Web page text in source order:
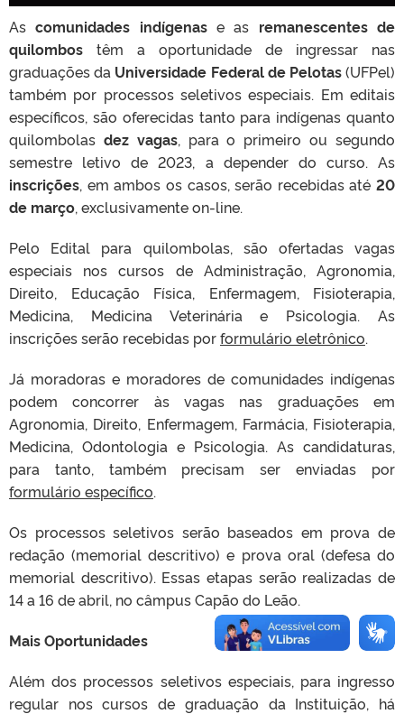
Ascomunidades indígenase as remanescentes de
quilombos têm a oportunidade de ingressar nas
graduações da Universidade Federal de Pelotas(UFPel)
também por processos seletivos especiais. Em editais
específicos, são oferecidas tanto para indígenas quanto
quilombolas dez vagas, para o primeiro ou segundo
semestre letivo de 2023, a depender do curso. As
inscrições, em ambos os casos, serão recebidas até 20
de março, exclusivamente on-line.
Pelo Edital para quilombolas, são ofertadas vagas
especiais nos cursos de Administração, Agronomia,
Direito, Educação Física, Enfermagem, Fisioterapia,
Medicina, Medicina Veterinária e Psicologia. As
inscrições serão recebidas porformulário eletrônico.
Já moradoras e moradores de comunidades indígenas
podem concorrer às vagas nas graduações em
Agronomia, Direito, Enfermagem, Farmácia, Fisioterapia,
Medicina, Odontologia e Psicologia. As candidaturas,
para tanto, também precisam ser enviadas por
formulário específico.
Os processos seletivos serão baseados em prova de
redação (memorial descritivo) e prova oral (defesa do
memorial descritivo). Essas etapas serão realizadas de
14 a 16 de abril, no câmpus Capão do Leão.
Mais Oportunidades
Além dos processos seletivos especiais, para ingresso
regular nos cursos de graduação da Instituição, há